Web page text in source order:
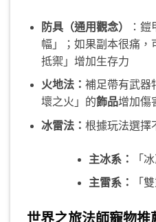
防具（通用觀念）
：
幅」；如果副本很痛，
抵禦」增加生存力
火地法： 補足帶有武器
壞之火」的飾品增加傷
冰雷法： 根據玩法選擇
主冰系： 「
主雷系： 「
世界之旅法師寵物推